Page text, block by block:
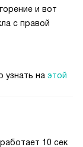
и вот
с правой
узнать на этой
10 сек